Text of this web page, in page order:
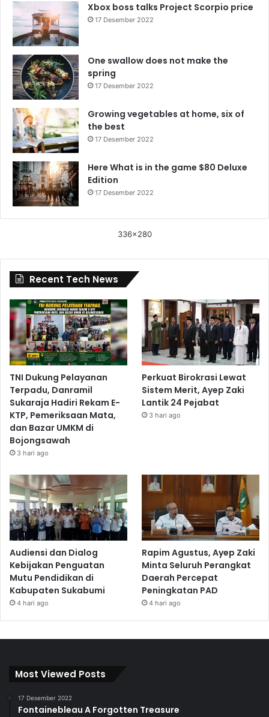
Xbox boss talks Project Scorpio price
17 Desember 2022
One swallow does not make the
spring
17 Desember 2022
Growing vegetables at home, six of
the best
17 Desember 2022
Here What is in the game $80 Deluxe
Edition
17 Desember 2022
336x280
Recent Tech News
TNI Dukung Pelayanan
Terpadu, Danramil
Sukaraja Hadiri Rekam E-
KTP, Pemeriksaan Mata,
dan Bazar UMKM di
Bojongsawah
3 hari ago
Perkuat Birokrasi Lewat
Sistem Merit, Ayep Zaki
Lantik 24 Pejabat
3 hari ago
Audiensi dan Dialog
Kebijakan Penguatan
Mutu Pendidikan di
Kabupaten Sukabumi
4 hari ago
Rapim Agustus, Ayep Zaki
Minta Seluruh Perangkat
Daerah Percepat
Peningkatan PAD
4 hari ago
Most Viewed Posts
17 Desember 2022
Fontainebleau A Forgotten Treasure